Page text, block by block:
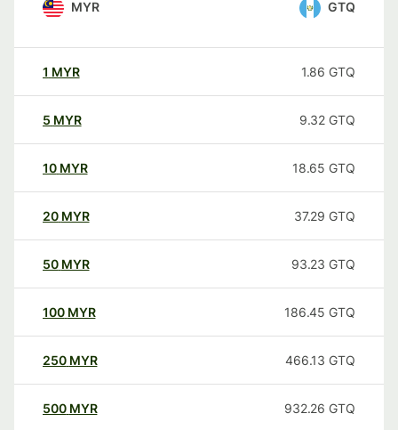
MYR GTQ
1 MYR 1.86 GTQ
5 MYR 9.32 GTQ
10 MYR 18.65 GTQ
20 MYR 37.29 GTQ
50 MYR 93.23 GTQ
100 MYR 186.45 GTQ
250 MYR 466.13 GTQ
500 MYR 932.26 GTQ